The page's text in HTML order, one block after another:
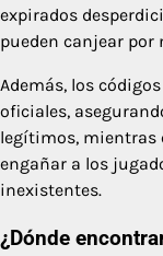
expirados
pueden canjear por
Además, los
oficiales,
legítimos, mientras
engañar a los
inexistentes.
¿Dónde